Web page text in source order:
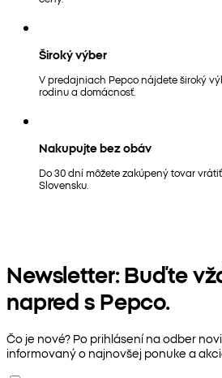
Široký výber
V predajniach Pepco nájdete široký
rodinu a domácnosť.
Nakupujte bez obáv
Do 30 dní môžete zakúpený tovar
Slovensku.
Newsletter: Buďte
napred s Pepco.
Čo je nové? Po prihlásení na odber
informovaný o najnovšej ponuke a